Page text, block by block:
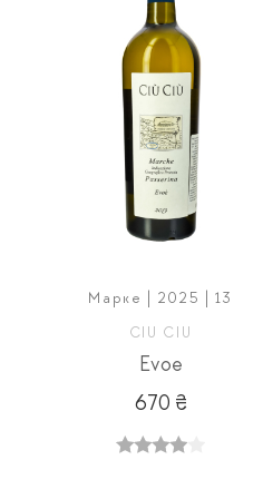
Марке | 2025 | 13
CIU CIU
Evoe
670 ₴